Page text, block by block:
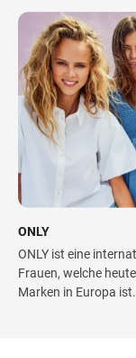
ONLY
ONLY ist eine
Frauen, welche
Marken in Europa ist.